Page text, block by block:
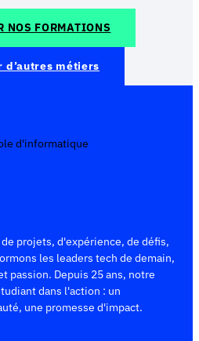
NOS FORMATIONS
d’autres métiers
projets, d'expérience, de défis,
les leaders tech de demain,
passion. Depuis 25 ans, notre
dans l'action : un
une promesse d'impact.